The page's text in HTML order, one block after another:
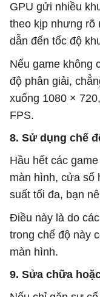
GPU gửi nhiều
theo kịp nhưng rõ
dẫn đến tốc độ
Nếu game không
độ phân giải,
xuống 1080 ×
FPS.
8. Sử dụng chế
Hầu hết các
màn hình, cửa sổ
suất tối đa, bạn
Điều này là do
trong chế độ này
màn hình.
9. Sửa chữa